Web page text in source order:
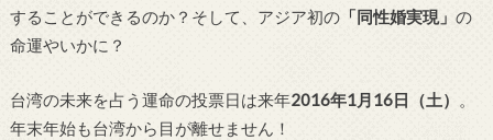
することができるのか？そして、アジア初の「同性婚実現」 の
命運やいかに？
台湾の未来を占う運命の投票日は来年2016年1月16日（土）
。
年末年始も台湾から目が離せません！